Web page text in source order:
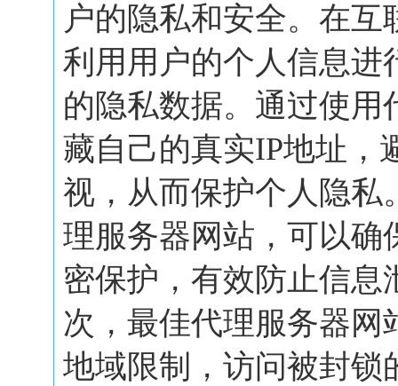
户的隐私和安全。在
利用用户的个人信息进
的隐私数据。通过使
藏自己的真实IP地址，
视，从而保护个人隐私
理服务器网站，可以确
密保护，有效防止信
次，最佳代理服务器
地域限制，访问被封锁